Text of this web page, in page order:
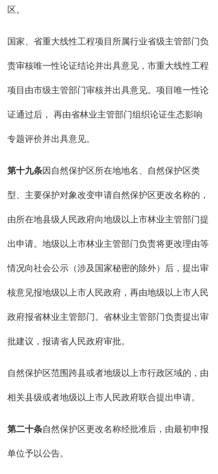
区。
国家、省重大线性工程项目所属行业省级主管部门负
责审核唯一性论证结论并出具意见，市重大线性工程
项目由市级主管部门审核并出具意见。项目唯一性论
证通过后， 再由省林业主管部门组织论证生态影响
专题评价并出具意见。
第十九条因自然保护区所在地地名、自然保护区类
型、主要保护对象改变申请自然保护区更改名称的，
由所在地县级人民政府向地级以上市林业主管部门提
出申请。地级以上市林业主管部门负责将更改理由等
情况向社会公示（涉及国家秘密的除外）后，提出审
核意见报地级以上市人民政府，再由地级以上市人民
政府报省林业主管部门。省林业主管部门负责提出审
批建议，报请省人民政府审批。
自然保护区范围跨县或者地级以上市行政区域的，由
相关县级或者地级以上市人民政府联合提出申请。
第二十条自然保护区更改名称经批准后，由最初申报
单位予以公告。